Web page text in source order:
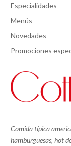
Especialidades
Menús
Novedades
Promociones
Comida típica
hamburguesas, hot